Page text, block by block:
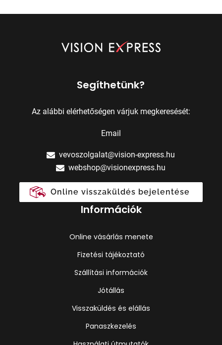
Segíthetünk?
Az alábbi elérhetőségen várjuk megkeresését:
Email
vevoszolgalat@vision-express.hu
webshop@visionexpress.hu
Online visszaküldés bejelentése
Információk
Online vásárlás menete
Fizetési tájékoztató
Szállítási információk
Jótállás
Visszaküldés és elállás
Panaszkezelés